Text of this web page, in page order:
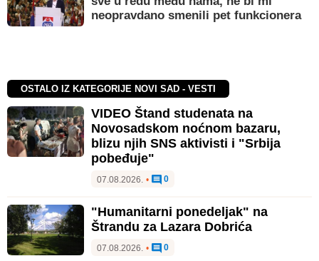
neopravdano smenili pet funkcionera
OSTALO IZ KATEGORIJE NOVI SAD - VESTI
VIDEO Štand studenata na
Novosadskom noćnom bazaru,
blizu njih SNS aktivisti i "Srbija
pobeđuje"
07.08.2026. • 0
"Humanitarni ponedeljak" na
Štrandu za Lazara Dobrića
07.08.2026. • 0